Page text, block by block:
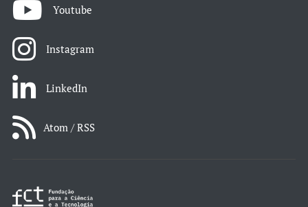
Youtube
Instagram
LinkedIn
Atom / RSS